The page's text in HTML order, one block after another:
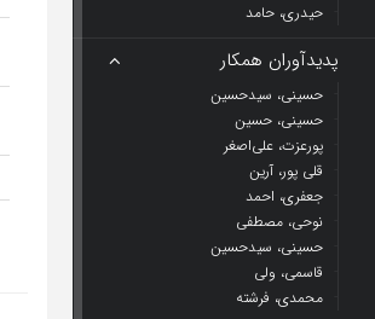
حیدری، حامد
پدیدآوران همکار
حسینی، سیدحسین
حسینی، حسین
پورعزت، علی‌اصغر
قلی پور، آرین
جعفری، احمد
نوحی، مصطفی
حسینی، سیدحسین
قاسمی، ولی
محمدی، فرشته